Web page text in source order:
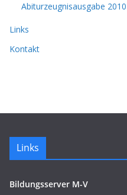
Abiturzeugnisausgabe 2010
Links
Kontakt
Links
Bildungsserver M-V